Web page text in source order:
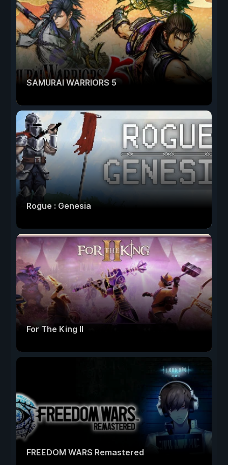
SAMURAI WARRIORS 5
Rogue : Genesia
For The King II
FREEDOM WARS Remastered